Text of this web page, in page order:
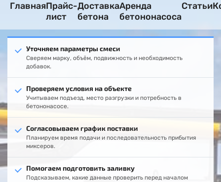
ГлавнаяПрайс-
лист
Доставка
бетона
Аренда
бетононасоса
Статьи
Уточняем параметры смеси
Сверяем марку, объём, подвижность и необходимость
добавок.
Проверяем условия на объекте
Учитываем подъезд, место разгрузки и потребность в
бетононасосе.
Согласовываем график поставки
Планируем время подачи и последовательность прибытия
миксеров.
Помогаем подготовить заливку
Подсказываем, какие данные проверить перед началом